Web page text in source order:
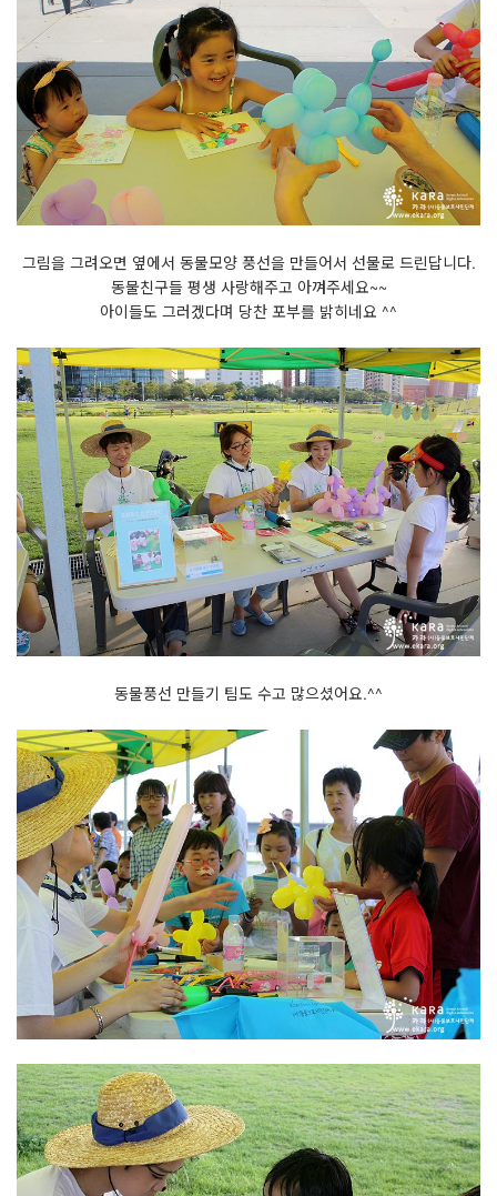
그림을 그려오면 옆에서 동물모양 풍선을 만들어서 선물로 드린답니다.
동물친구들 평생 사랑해주고 아껴주세요~~
아이들도 그러겠다며 당찬 포부를 밝히네요 ^^
동물풍선 만들기 팀도 수고 많으셨어요.^^